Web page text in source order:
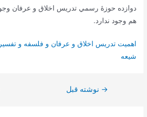
دوازده‌ حوزۀ رسمي‌ تدريس‌ اخلاق‌ و عرفان‌
هم‌ وجود ندارد.
اهمیت تدريس‌ اخلاق‌ و عرفان‌ و فلسفه‌ و
شيعه‌
راهبری
→ نوشته قبل